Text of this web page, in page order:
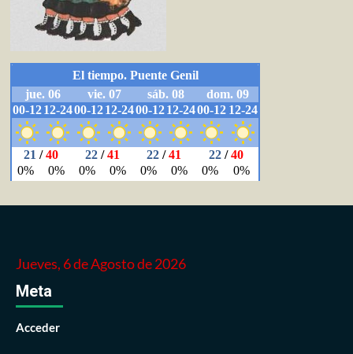
Jueves, 6 de Agosto de 2026
Meta
Acceder